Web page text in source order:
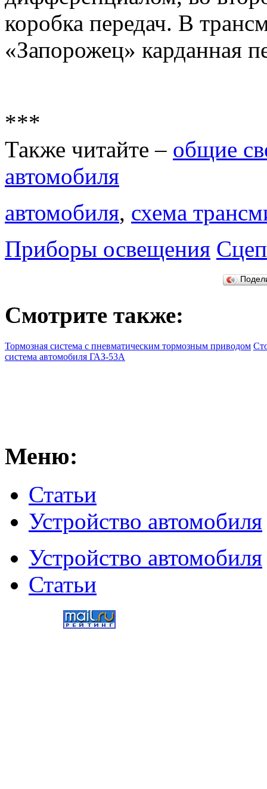
коробка передач. В
«Запорожец» карданная
***
Также читайте – общие
автомобиля
автомобиля, схема
Приборы освещения
Смотрите также:
Тормозная система с пневматическим тормозным приводом
система автомобиля ГАЗ-53А
Меню:
Статьи
Устройство автомобиля
Устройство автомобиля
Статьи